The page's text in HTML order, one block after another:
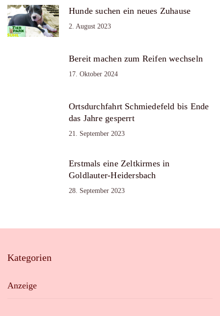
Hunde suchen ein neues Zuhause
2. August 2023
Bereit machen zum Reifen wechseln
17. Oktober 2024
Ortsdurchfahrt Schmiedefeld bis Ende
das Jahre gesperrt
21. September 2023
Erstmals eine Zeltkirmes in
Goldlauter-Heidersbach
28. September 2023
Kategorien
Anzeige